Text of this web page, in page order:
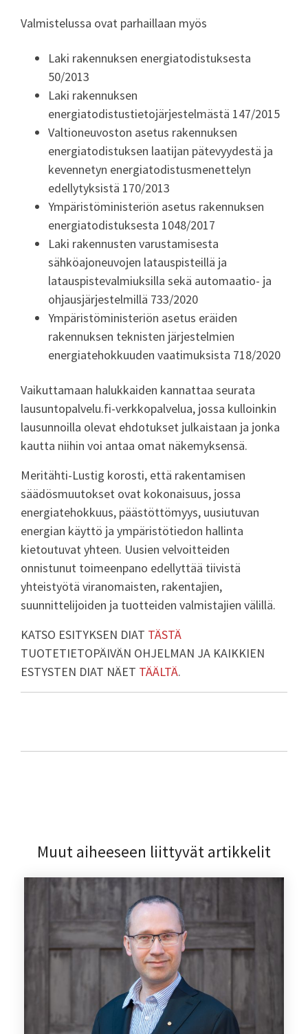
Valmistelussa ovat parhaillaan myös
Laki rakennuksen energiatodistuksesta
50/2013
Laki rakennuksen
energiatodistustietojärjestelmästä 147/2015
Valtioneuvoston asetus rakennuksen
energiatodistuksen laatijan pätevyydestä ja
kevennetyn energiatodistusmenettelyn
edellytyksistä 170/2013
Ympäristöministeriön asetus rakennuksen
energiatodistuksesta 1048/2017
Laki rakennusten varustamisesta
sähköajoneuvojen latauspisteillä ja
latauspistevalmiuksilla sekä automaatio- ja
ohjausjärjestelmillä 733/2020
Ympäristöministeriön asetus eräiden
rakennuksen teknisten järjestelmien
energiatehokkuuden vaatimuksista 718/2020
Vaikuttamaan halukkaiden kannattaa seurata
lausuntopalvelu.fi-verkkopalvelua, jossa kulloinkin
lausunnoilla olevat ehdotukset julkaistaan ja jonka
kautta niihin voi antaa omat näkemyksensä.
Meritähti-Lustig korosti, että rakentamisen
säädösmuutokset ovat kokonaisuus, jossa
energiatehokkuus, päästöttömyys, uusiutuvan
energian käyttö ja ympäristötiedon hallinta
kietoutuvat yhteen. Uusien velvoitteiden
onnistunut toimeenpano edellyttää tiivistä
yhteistyötä viranomaisten, rakentajien,
suunnittelijoiden ja tuotteiden valmistajien välillä.
KATSO ESITYKSEN DIAT TÄSTÄ
TUOTETIETOPÄIVÄN OHJELMAN JA KAIKKIEN
ESTYSTEN DIAT NÄET TÄÄLTÄ.
Muut aiheeseen liittyvät artikkelit